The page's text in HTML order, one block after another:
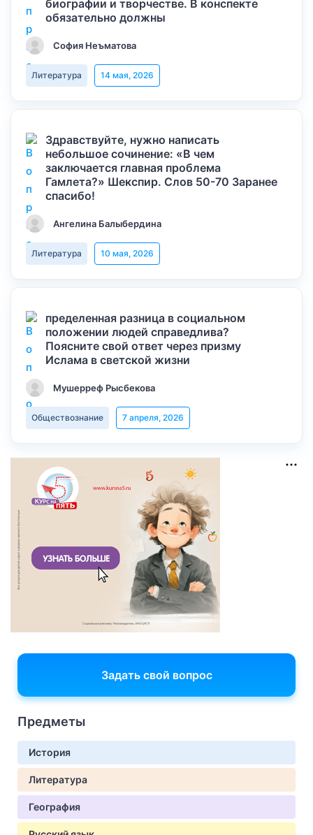
биографии и творчестве. В конспекте
обязательно должны
София Неъматова
Литература 14 мая, 2026
Здравствуйте, нужно написать
небольшое сочинение: «В чем
заключается главная проблема
Гамлета?» Шекспир. Слов 50-70 Заранее
спасибо!
Ангелина Балыбердина
Литература 10 мая, 2026
пределенная разница в социальном
положении людей справедлива?
Поясните свой ответ через призму
Ислама в светской жизни
Мушерреф Рысбекова
Обществознание 7 апреля, 2026
Задать свой вопрос
Предметы
История
Литература
География